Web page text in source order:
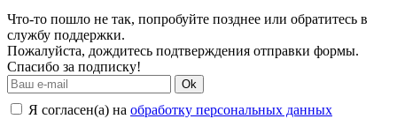
Что-то пошло не так, попробуйте позднее или обратитесь в
службу поддержки.
Пожалуйста, дождитесь подтверждения отправки формы.
Спасибо за подписку!
Ok
Я согласен(а) на обработку персональных данных